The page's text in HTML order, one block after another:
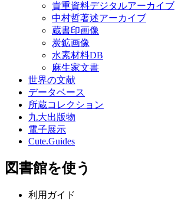
貴重資料デジタルアーカイブ
中村哲著述アーカイブ
蔵書印画像
炭鉱画像
水素材料DB
麻生家文書
世界の文献
データベース
所蔵コレクション
九大出版物
電子展示
Cute.Guides
図書館を使う
利用ガイド